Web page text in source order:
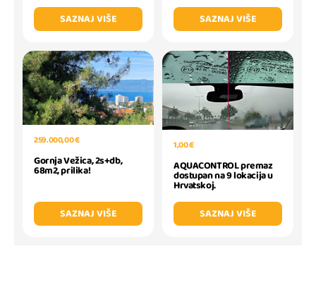
SAZNAJ VIŠE
SAZNAJ VIŠE
259.000,00 €
Gornja Vežica, 2s+db,
68m2, prilika!
SAZNAJ VIŠE
1,00 €
AQUACONTROL premaz
dostupan na 9 lokacija u
Hrvatskoj.
SAZNAJ VIŠE